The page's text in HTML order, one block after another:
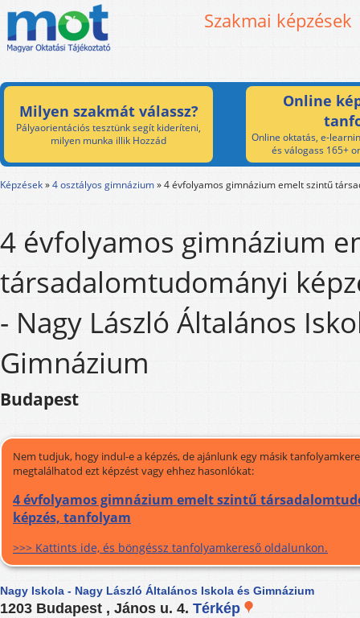
Szakmai képzések
Milyen szakmát válassz?
Pályaorientációs tesztünk segít kideríteni,
milyen munka illik Hozzád
Online
Online oktatás, e-
és válogass 165+
Képzések»4 osztályos gimnázium»4 évfolyamos gimnázium emelt szintű
4 évfolyamos gimnázium
társadalomtudományi
- Nagy László Általános
Gimnázium
Budapest
Nem tudjuk, hogy indul-e a képzés, de ajánlunk egy másik
megtalálhatod ezt képzést vagy ehhez hasonlókat:
4 évfolyamos gimnázium emelt szintű
képzés, tanfolyam
>>> Kattints ide, és böngéssz tanfolyamkereső oldalunkon.
Nagy Iskola - Nagy László Általános Iskola és Gimnázium
1203 Budapest , János u. 4. Térkép